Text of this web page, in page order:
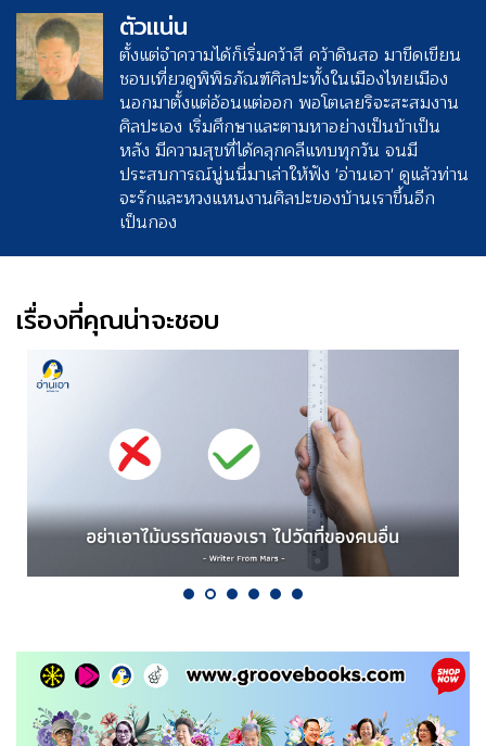
ตัวแน่น
ตั้งแต่จำความได้ก็เริ่มคว้าสี คว้าดินสอ มาขีดเขียน
ชอบเที่ยวดูพิพิธภัณฑ์ศิลปะทั้งในเมืองไทยเมือง
นอกมาตั้งแต่อ้อนแต่ออก พอโตเลยริจะสะสมงาน
ศิลปะเอง เริ่มศึกษาและตามหาอย่างเป็นบ้าเป็น
หลัง มีความสุขที่ได้คลุกคลีแทบทุกวัน จนมี
ประสบการณ์นู่นนี่มาเล่าให้ฟัง 'อ่านเอา' ดูแล้วท่าน
จะรักและหวงแหนงานศิลปะของบ้านเราขึ้นอีก
เป็นกอง
เรื่องที่คุณน่าจะชอบ